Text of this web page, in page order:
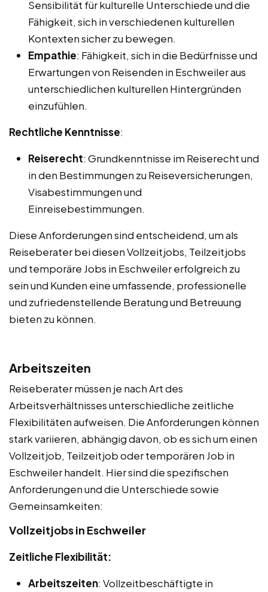
Sensibilität für kulturelle Unterschiede und die
Fähigkeit, sich in verschiedenen kulturellen
Kontexten sicher zu bewegen.
Empathie: Fähigkeit, sich in die Bedürfnisse und
Erwartungen von Reisenden in Eschweiler aus
unterschiedlichen kulturellen Hintergründen
einzufühlen.
Rechtliche Kenntnisse:
Reiserecht: Grundkenntnisse im Reiserecht und
in den Bestimmungen zu Reiseversicherungen,
Visabestimmungen und
Einreisebestimmungen.
Diese Anforderungen sind entscheidend, um als
Reiseberater bei diesen Vollzeitjobs, Teilzeitjobs
und temporäre Jobs in Eschweiler erfolgreich zu
sein und Kunden eine umfassende, professionelle
und zufriedenstellende Beratung und Betreuung
bieten zu können.
Arbeitszeiten
Reiseberater müssen je nach Art des
Arbeitsverhältnisses unterschiedliche zeitliche
Flexibilitäten aufweisen. Die Anforderungen können
stark variieren, abhängig davon, ob es sich um einen
Vollzeitjob, Teilzeitjob oder temporären Job in
Eschweiler handelt. Hier sind die spezifischen
Anforderungen und die Unterschiede sowie
Gemeinsamkeiten:
Vollzeitjobs in Eschweiler
Zeitliche Flexibilität:
Arbeitszeiten: Vollzeitbeschäftigte in